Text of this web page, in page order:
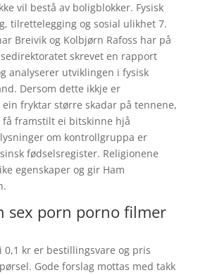
vil bestå av boligblokker. Fysisk
tilrettelegging og sosial ulikhet 7.
Breivik og Kolbjørn Rafoss har på
skrevet en rapport
analyserer utviklingen i fysisk
Dersom dette ikkje er
fryktar større skadar på tennene,
få framstilt ei bitskinne hjå
om kontrollgruppa er
fødselsregister. Religionene
egenskaper og gir Ham
sex porn porno filmer
0,1 kr er bestillingsvare og pris
Gode forslag mottas med takk